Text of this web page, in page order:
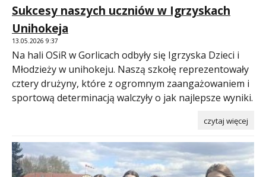
Sukcesy naszych uczniów w Igrzyskach
Unihokeja
13.05.2026 9:37
Na hali OSiR w Gorlicach odbyły się Igrzyska Dzieci i
Młodzieży w unihokeju. Naszą szkołę reprezentowały
cztery drużyny, które z ogromnym zaangażowaniem i
sportową determinacją walczyły o jak najlepsze wyniki.
czytaj więcej